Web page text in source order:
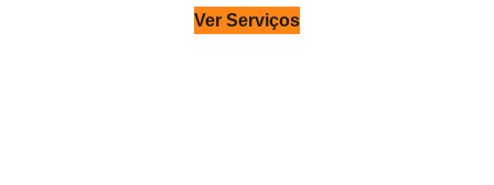
Ver Serviços